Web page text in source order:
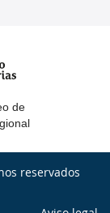
de
reservados